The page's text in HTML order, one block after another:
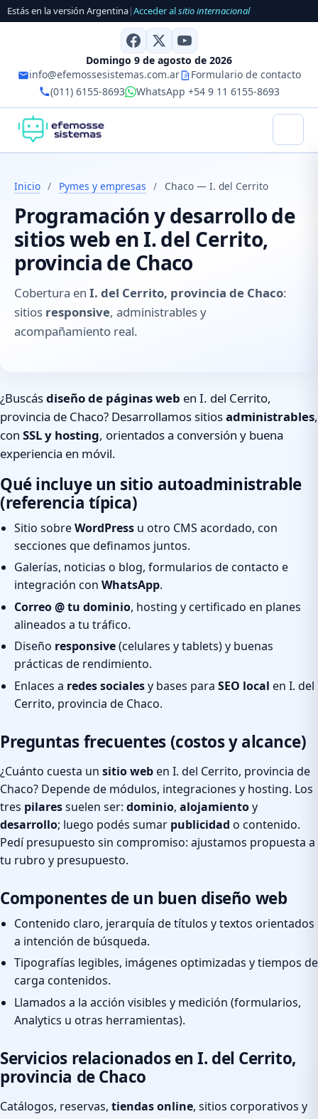
Estás en la versión Argentina|Acceder alsitio internacional
Domingo 9 de agosto de 2026
info@efemossesistemas.com.ar
Formulario de contacto
(011) 6155-8693
WhatsApp +54 9 11 6155-8693
Inicio / Pymes y empresas / Chaco — I. del Cerrito
Programación y desarrollo de
sitios web en I. del Cerrito,
provincia de Chaco
Cobertura en I. del Cerrito, provincia de Chaco:
sitios responsive, administrables y
acompañamiento real.
¿Buscásdiseño de páginas web en I. del Cerrito,
provincia de Chaco? Desarrollamos sitiosadministrables,
con SSL y hosting, orientados a conversión y buena
experiencia en móvil.
Qué incluye un sitio autoadministrable
(referencia típica)
Sitio sobreWordPress u otro CMS acordado, con
secciones que definamos juntos.
Galerías, noticias o blog, formularios de contacto e
integración con WhatsApp.
Correo @ tu dominio, hosting y certificado en planes
alineados a tu tráfico.
Diseño responsive(celulares y tablets) y buenas
prácticas de rendimiento.
Enlaces a redes socialesy bases para SEO local en I. del
Cerrito, provincia de Chaco.
Preguntas frecuentes (costos y alcance)
¿Cuánto cuesta un sitio weben I. del Cerrito, provincia de
Chaco? Depende de módulos, integraciones y hosting. Los
tres pilaressuelen ser: dominio, alojamientoy
desarrollo; luego podés sumar publicidad o contenido.
Pedí presupuesto sin compromiso: ajustamos propuesta a
tu rubro y presupuesto.
Componentes de un buen diseño web
Contenido claro, jerarquía de títulos y textos orientados
a intención de búsqueda.
Tipografías legibles, imágenes optimizadas y tiempos de
carga contenidos.
Llamados a la acción visibles y medición (formularios,
Analytics u otras herramientas).
Servicios relacionados en I. del Cerrito,
provincia de Chaco
Catálogos, reservas, tiendas online, sitios corporativos y